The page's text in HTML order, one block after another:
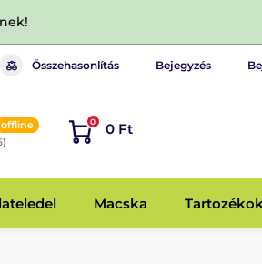
Összehasonlítás Bejegyzés
offline
0 0 Ft
Macska Tartozékok